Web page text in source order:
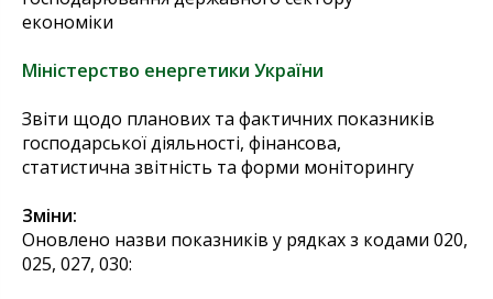
економіки
Міністерство енергетики України
Звіти щодо планових та фактичних показників
господарської діяльності, фінансова,
статистична звітність та форми моніторингу
Зміни:
Оновлено назви показників у рядках з кодами 020,
025, 027, 030: